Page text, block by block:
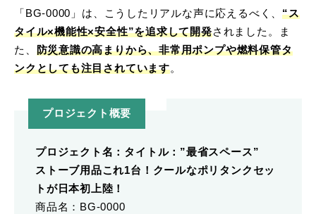
「BG-0000」は、こうしたリアルな声に応えるべく、“ス
タイル×機能性×安全性”を追求して開発されました。ま
た、 防災意識の高まりから、非常用ポンプや燃料保管タ
ンクとしても注目されています。
プロジェクト概要
プロジェクト名：タイトル：”最省スペース”
ストーブ用品これ1台！クールなポリタンクセッ
トが日本初上陸！
商品名：BG-0000